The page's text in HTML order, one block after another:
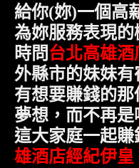
給你(妳)一個高
為妳服務表現
時問台北高雄
外縣市的妹妹
有想要賺錢的
夢想，而不再
這大家庭一起賺
雄酒店經紀伊皇